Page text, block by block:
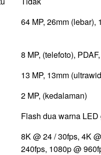
64 MP, 26mm (lebar),
8 MP, (telefoto),
13 MP, 13mm
2 MP, (kedalaman)
Flash dua warna
8K @ 24 / 30fps, 4K
240fps, 1080p @